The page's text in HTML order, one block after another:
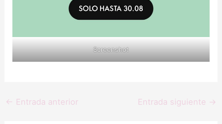
Screenshot
← Entrada anterior Entrada siguiente →